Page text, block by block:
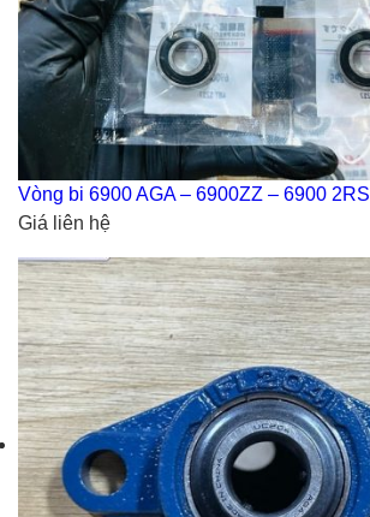
Vòng bi 6900 AGA – 6900ZZ – 6900 2RS
Giá liên hệ